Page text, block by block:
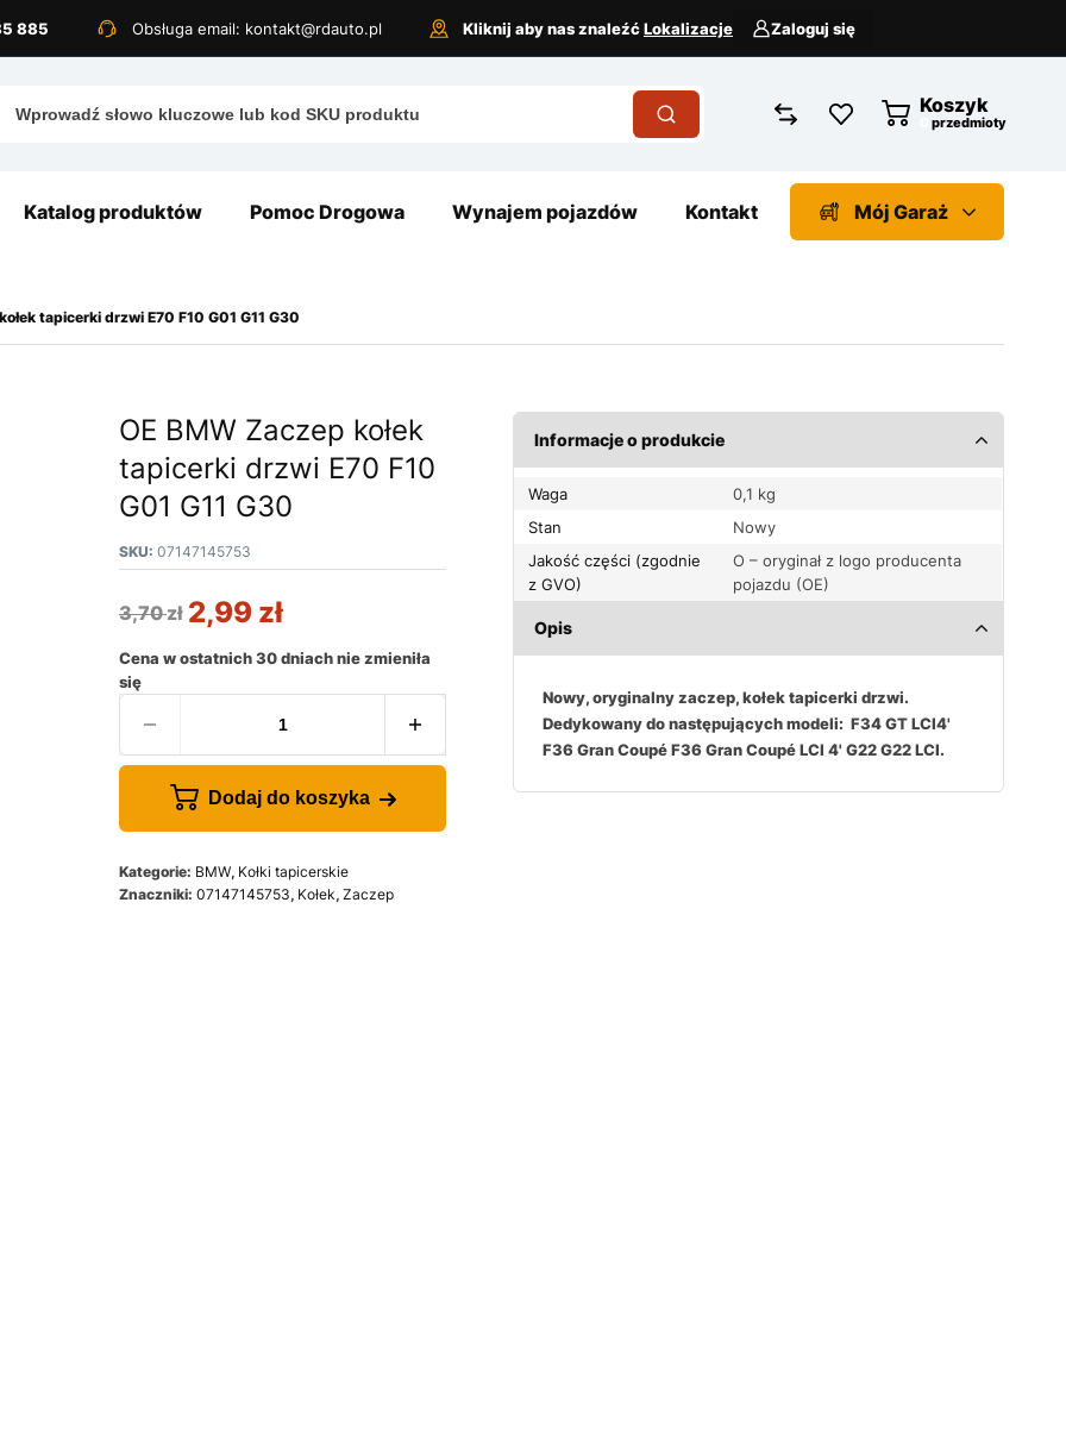
885 Obsługa email: kontakt@rdauto.pl Kliknij aby nas znaleźćLokalizacje Zaloguj się
Koszyk
przedmioty
Katalog produktów Pomoc Drogowa Wynajem pojazdów Kontakt Mój Garaż
tapicerki drzwi E70 F10 G01 G11 G30
OE BMW Zaczep kołek
tapicerki drzwi E70 F10
G01 G11 G30
SKU: 07147145753
3,70zł 2,99 zł
Cena w ostatnich 30 dniach nie zmieniła
się
Dodaj do koszyka
Kategorie: BMW, Kołki tapicerskie
Znaczniki: 07147145753, Kołek, Zaczep
Informacje o produkcie
Waga
0,1 kg
Stan
Nowy
Jakość części (zgodnie
z GVO)
O – oryginał z logo producenta
pojazdu (OE)
Opis
Nowy, oryginalny zaczep, kołek tapicerki drzwi.
Dedykowany do następujących modeli: F34 GT LCI4'
F36 Gran Coupé F36 Gran Coupé LCI 4' G22 G22 LCI.